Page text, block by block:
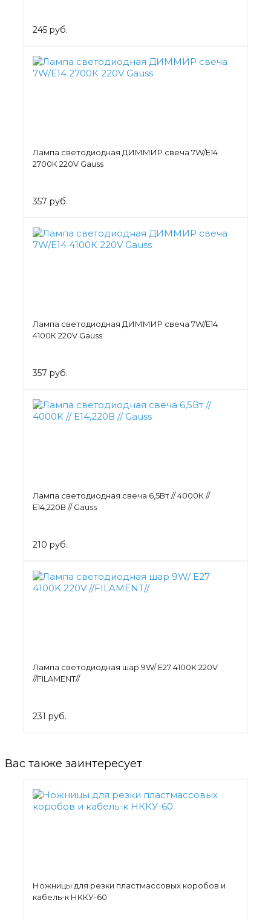
245 руб.
Лампа светодиодная ДИММИР свеча 7W/Е14
2700К 220V Gauss
357 руб.
Лампа светодиодная ДИММИР свеча 7W/Е14
4100К 220V Gauss
357 руб.
Лампа светодиодная свеча 6,5Вт // 4000К //
Е14,220В // Gauss
210 руб.
Лампа светодиодная шар 9W/ E27 4100K 220V
//FILAMENT//
231 руб.
Вас также заинтересует
Ножницы для резки пластмассовых коробов и
кабель-к НККУ-60